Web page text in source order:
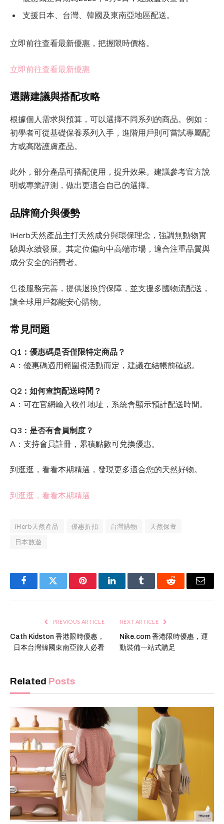
支援日本、台灣、韓國及東南亞地區配送。
立即前往查看最新優惠，把握限時價格。
立即前往查看最新優惠
選購建議與搭配攻略
根據個人需求與預算，可以選擇不同系列的商品。例如：
初學者可從基礎保養系列入手，進階用戶則可嘗試專屬配
方或高階護膚產品。
此外，部分產品可搭配使用，提升效果。建議參考官方說
明或專業評測，做出更適合自己的選擇。
品牌簡介與優勢
iHerb天然產品主打天然成分與環保理念，強調無動物實
驗與永續發展。其定位偏向中高端市場，適合注重品質與
成分安全的消費者。
售後服務完善，提供退換貨保障，並支援多國物流配送，
讓全球用戶都能安心購物。
常見問題
Q1：優惠碼是否僅限特定商品？
A：優惠碼適用範圍視活動而定，建議在結帳前確認。
Q2：如何查詢配送時間？
A：可在官網輸入收件地址，系統會顯示預計配送時間。
Q3：是否有會員制度？
A：支持會員註冊，累積點數可兌換優惠。
到逛逛，看看本期精選，發現更多適合您的天然好物。
到逛逛，看看本期精選
iHerb天然產品 優惠折扣 台灣購物
天然保養
日本旅遊
FacebookTwitter PinterestLinkedInTumblr Reddit Email
PREVIOUS ARTICLE
Cath Kidston 香港限時優惠，
日本台灣韓國東南亞旅人必看
NEXT ARTICLE
Nike.com 香港限時優惠，運
動裝備一站式購足
Related Posts